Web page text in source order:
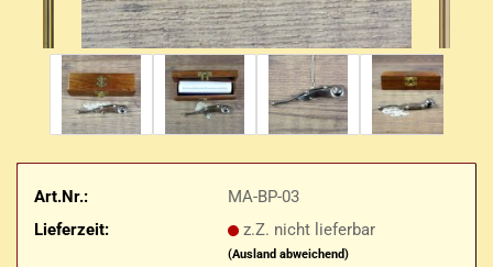
Art.Nr.:
MA-BP-03
Lieferzeit:
z.Z. nicht lieferbar
(Ausland abweichend)